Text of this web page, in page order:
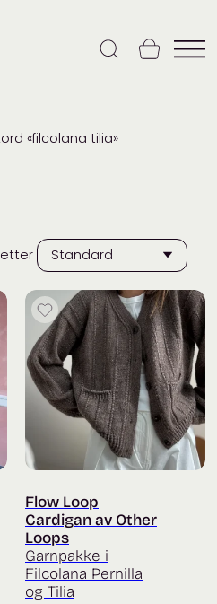
«filcolana tilia»
Flow Loop
Cardigan av Other
Loops
Garnpakke i
Filcolana Pernilla
og Tilia